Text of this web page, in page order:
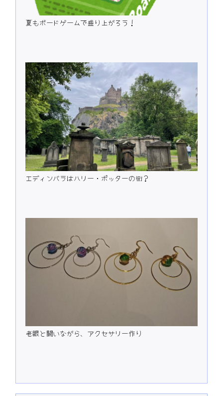
夏もボードゲームで盛り上がろう！
エディンバラはハリー・ポッターの街？
老眼と闘いながら、アクセサリー作り